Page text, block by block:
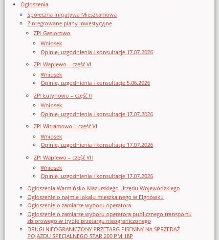
Ogłoszenia
Społeczna Inicjatywa Mieszkaniowa
Zintegrowane plany inwestycyjne
ZPI Gąsiorowo
Wniosek
Opinie, uzgodnienia i konsultacje 17.07.2026
ZPI Waplewo – część VI
Wniosek
Opinie, uzgodnienia i konsultacje 5.06.2026
ZPI Łutynowo – część II
Wniosek
Opinie, uzgodnienia i konsultacje 17.07.2026
ZPI Witramowo – część VI
Wniosek
Opinie, uzgodnienia i konsultacje 17.07.2026
ZPI Waplewo – część VII
Wniosek
Opinie, uzgodnienia i konsultacje 17.07.2026
Ogłoszenia Warmińsko-Mazurskiego Urzędu Wojewódzkiego
Ogłoszenie o najmie lokalu mieszkalnego w Elgnówku
Ogłoszenie o zamiarze wyboru operatora
Ogłoszenie o zamiarze wyboru operatora publicznego transportu
zbiorowego w trybie przetargu nieograniczonego
DRUGI NIEOGRANICZONY PRZETARG PISEMNY NA SPRZEDAŻ
POJAZDU SPECJALNEGO STAR 200 PM 18P